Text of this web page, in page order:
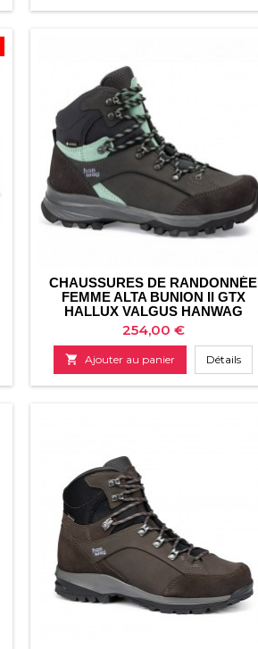
CHAUSSURES DE RANDONNÉE
FEMME ALTA BUNION II GTX
HALLUX VALGUS HANWAG
Prix
254,00 €
 Ajouter au panier Détails